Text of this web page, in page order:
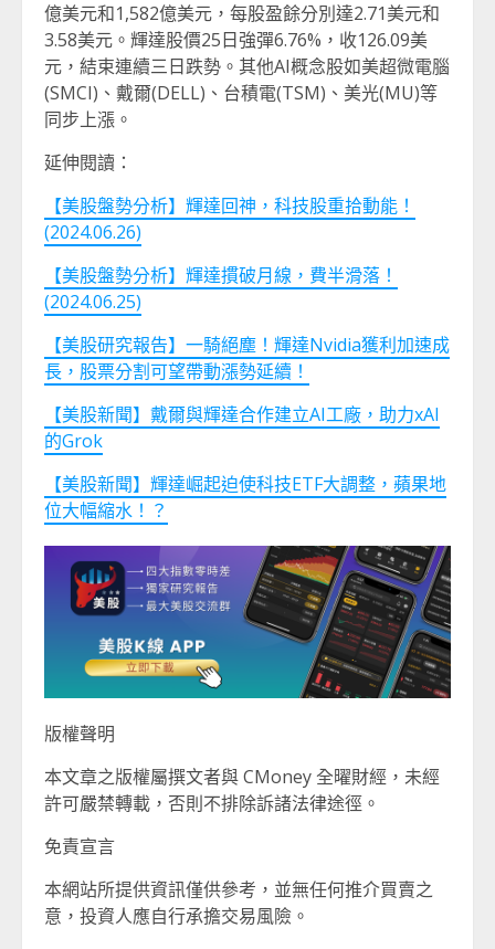
億美元和1,582億美元，每股盈餘分別達2.71美元和
3.58美元。輝達股價25日強彈6.76%，收126.09美
元，結束連續三日跌勢。其他AI概念股如美超微電腦
(SMCI)、戴爾(DELL)、台積電(TSM)、美光(MU)等
同步上漲。
延伸閱讀：
【美股盤勢分析】輝達回神，科技股重拾動能！
(2024.06.26)
【美股盤勢分析】輝達摜破月線，費半滑落！
(2024.06.25)
【美股研究報告】一騎絕塵！輝達Nvidia獲利加速成
長，股票分割可望帶動漲勢延續！
【美股新聞】戴爾與輝達合作建立AI工廠，助力xAI
的Grok
【美股新聞】輝達崛起迫使科技ETF大調整，蘋果地
位大幅縮水！？
版權聲明
本文章之版權屬撰文者與 CMoney 全曜財經，未經
許可嚴禁轉載，否則不排除訴諸法律途徑。
免責宣言
本網站所提供資訊僅供參考，並無任何推介買賣之
意，投資人應自行承擔交易風險。